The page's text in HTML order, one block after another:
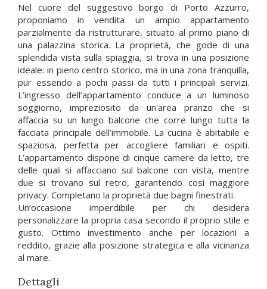
Nel cuore del suggestivo borgo di Porto Azzurro,
proponiamo in vendita un ampio appartamento
parzialmente da ristrutturare, situato al primo piano di
una palazzina storica. La proprietà, che gode di una
splendida vista sulla spiaggia, si trova in una posizione
ideale: in pieno centro storico, ma in una zona tranquilla,
pur essendo a pochi passi da tutti i principali servizi.
L’ingresso dell’appartamento conduce a un luminoso
soggiorno, impreziosito da un'area pranzo che si
affaccia su un lungo balcone che corre lungo tutta la
facciata principale dell’immobile. La cucina è abitabile e
spaziosa, perfetta per accogliere familiari e ospiti.
L’appartamento dispone di cinque camere da letto, tre
delle quali si affacciano sul balcone con vista, mentre
due si trovano sul retro, garantendo così maggiore
privacy. Completano la proprietà due bagni finestrati.
Un’occasione imperdibile per chi desidera
personalizzare la propria casa secondo il proprio stile e
gusto. Ottimo investimento anche per locazioni a
reddito, grazie alla posizione strategica e alla vicinanza
al mare.
Dettagli